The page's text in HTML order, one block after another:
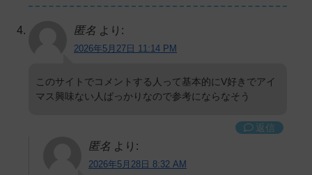
匿名 より:
2026年5月27日 11:14 PM
このサイトでコメントする人って基本的にV好きでアイ
マス興味ない人ばっかりなので参考にならなそう
返信
匿名 より:
2026年5月28日 8:32 AM